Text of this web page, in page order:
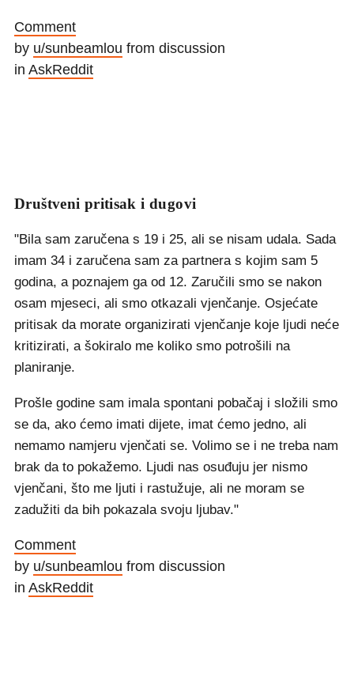
Comment
by u/sunbeamlou from discussion
in AskReddit
Društveni pritisak i dugovi
"Bila sam zaručena s 19 i 25, ali se nisam udala. Sada
imam 34 i zaručena sam za partnera s kojim sam 5
godina, a poznajem ga od 12. Zaručili smo se nakon
osam mjeseci, ali smo otkazali vjenčanje. Osjećate
pritisak da morate organizirati vjenčanje koje ljudi neće
kritizirati, a šokiralo me koliko smo potrošili na
planiranje.
Prošle godine sam imala spontani pobačaj i složili smo
se da, ako ćemo imati dijete, imat ćemo jedno, ali
nemamo namjeru vjenčati se. Volimo se i ne treba nam
brak da to pokažemo. Ljudi nas osuđuju jer nismo
vjenčani, što me ljuti i rastužuje, ali ne moram se
zadužiti da bih pokazala svoju ljubav."
Comment
by u/sunbeamlou from discussion
in AskReddit